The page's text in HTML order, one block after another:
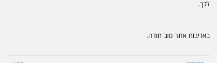
לכך.
באדיבות אתר טוב תודה.